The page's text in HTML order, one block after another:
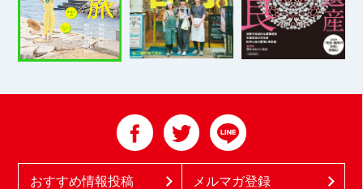
おすすめ情報投稿 メルマガ登録